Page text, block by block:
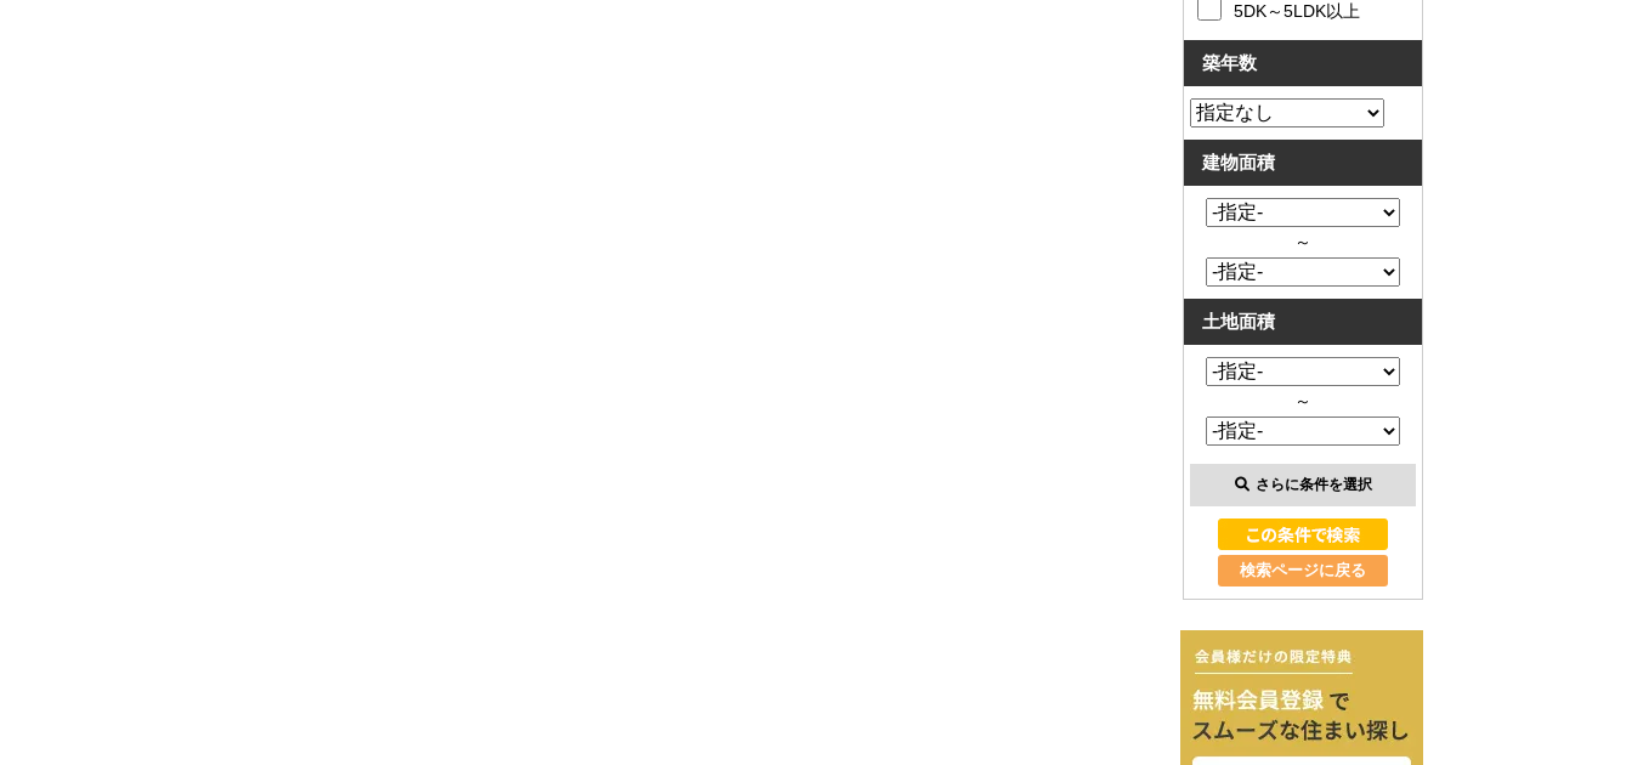
5DK～5LDK以上
築年数
建物面積
～
土地面積
～
さらに条件を選択
検索ページに戻る